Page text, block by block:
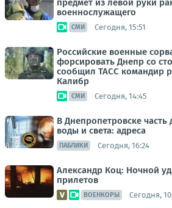
предмет из левой руки
военнослужащего
СМИ Сегодня, 15:51
Российские военные
форсировать Днепр со
сообщил ТАСС командир
Калибр
СМИ Сегодня, 14:45
В Днепропетровске часть
воды и света: адреса
ПАБЛИКИ Сегодня, 16:24
Александр Коц: Ночной
прилетов
ВОЕНКОРЫ Сегодня,